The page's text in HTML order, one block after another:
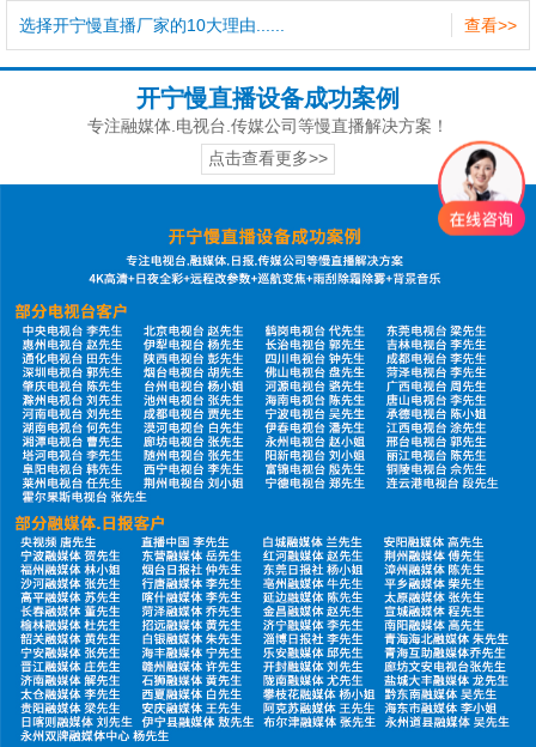
查看>>
选择开宁慢直播厂家的10大理由......
开宁慢直播设备成功案例
专注融媒体.电视台.传媒公司等慢直播解决方案！
点击查看更多>>